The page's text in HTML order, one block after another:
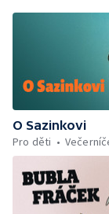
O Sazinkovi
Pro děti